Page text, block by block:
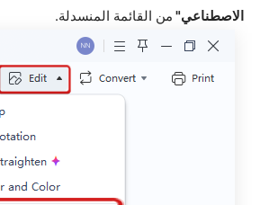
الاصطناعي" من القائمة المنسدلة.